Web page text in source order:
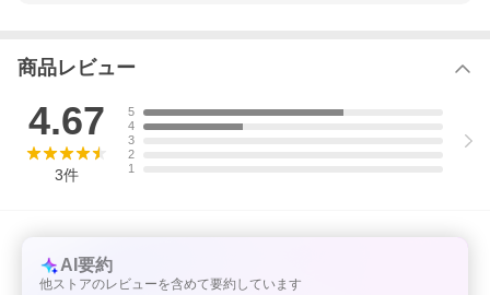
商品レビュー
4.67
3件
5
4
3
2
1
AI要約
他ストアのレビューを含めて要約しています